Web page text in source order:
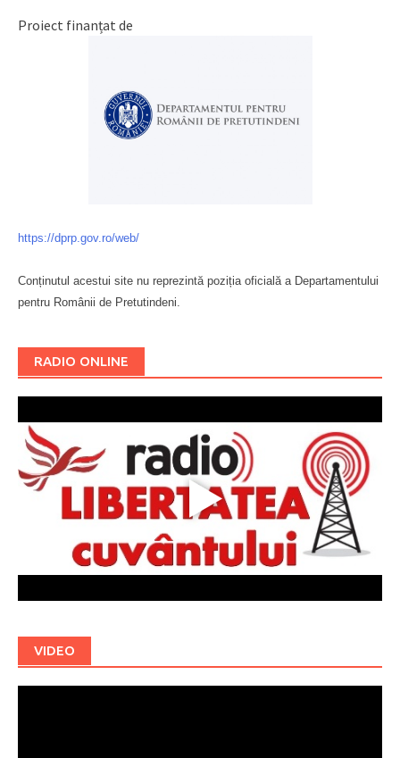
Proiect finanțat de
https://dprp.gov.ro/web/
Conținutul acestui site nu reprezintă poziția oficială a Departamentului
pentru Românii de Pretutindeni.
RADIO ONLINE
VIDEO